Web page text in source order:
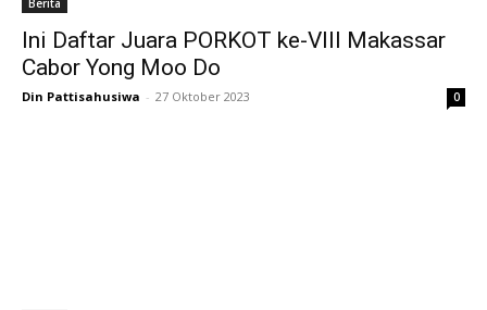
Berita
Ini Daftar Juara PORKOT ke-VIII Makassar
Cabor Yong Moo Do
Din Pattisahusiwa - 27 Oktober 2023 0